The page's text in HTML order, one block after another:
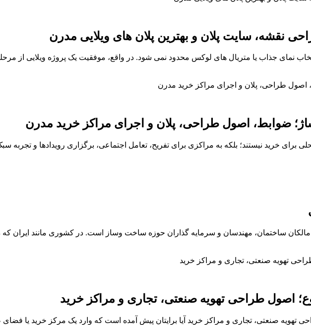
نقشه، سایت پلان و بهترین پلان های ویلایی مدرن
نمای جذاب یا متریال های لوکس محدود نمی شود. در واقع، موفقیت یک پروژه ویلایی از
ضوابط، اصول طراحی، پلان و اجرای مراکز خرید مدرن
برای خرید نیستند؛ بلکه به مراکزی برای تفریح، تعامل اجتماعی، برگزاری رویدادها و تجربه
ساختمان، مهندسان و سرمایه گذاران حوزه ساخت وساز است. در کشوری مانند ایران که
اصول طراحی تهویه صنعتی، تجاری و مراکز خرید
صنعتی، تجاری و مراکز خرید آیا برایتان پیش آمده است که وارد یک مرکز خرید یا